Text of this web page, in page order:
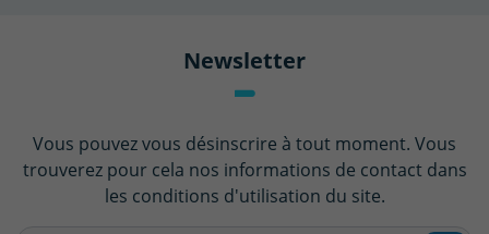
Newsletter
Vous pouvez vous désinscrire à tout moment. Vous
trouverez pour cela nos informations de contact dans
les conditions d'utilisation du site.